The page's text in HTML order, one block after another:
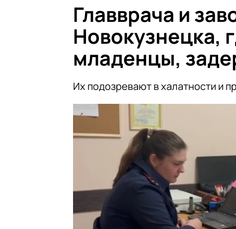
Главврача и
Новокузнецка,
младенцы,
Их подозревают в халатности и